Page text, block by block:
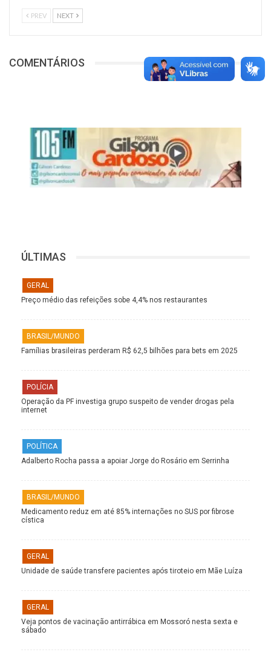
PREV NEXT
COMENTÁRIOS
ÚLTIMAS
GERAL
Preço médio das refeições sobe 4,4% nos restaurantes
BRASIL/MUNDO
Famílias brasileiras perderam R$ 62,5 bilhões para bets em 2025
POLÍCIA
Operação da PF investiga grupo suspeito de vender drogas pela
internet
POLÍTICA
Adalberto Rocha passa a apoiar Jorge do Rosário em Serrinha
BRASIL/MUNDO
Medicamento reduz em até 85% internações no SUS por fibrose
cística
GERAL
Unidade de saúde transfere pacientes após tiroteio em Mãe Luíza
GERAL
Veja pontos de vacinação antirrábica em Mossoró nesta sexta e
sábado